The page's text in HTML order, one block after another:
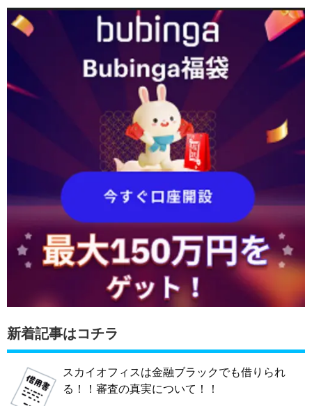
新着記事はコチラ
スカイオフィスは金融ブラックでも借りられ
る！！審査の真実について！！